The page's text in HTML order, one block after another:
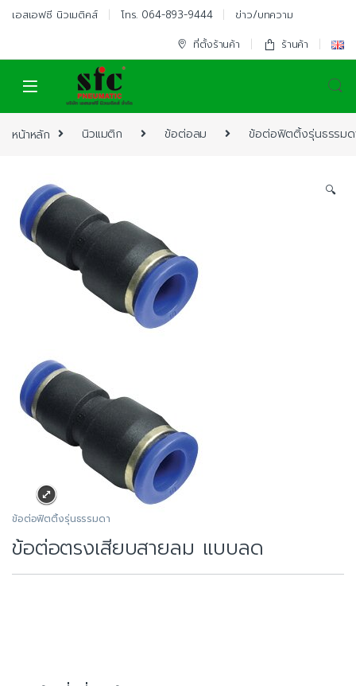
Skip to navigation
Skip to content
เอสเอฟซี นิวเมติคส์ โทร. 064-893-9444
ข่าว/บทความ
ที่ตั้งร้านค้า
ร้านค้า
หน้าหลัก นิวแมติก ข้อต่อลม ข้อต่อฟิตติ้งรุ่นธรรมด
🔍
ข้อต่อฟิตติ้งรุ่นธรรมดา
ข้อต่อตรงเสียบสายลม แบบลด